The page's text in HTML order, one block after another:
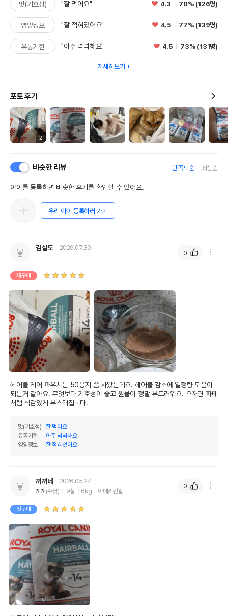
맛(기호성) "잘 먹어요" 4.3 70% (126명)
영양정보 "잘 적혀있어요" 4.5 77% (139명)
유통기한 "아주 넉넉해요" 4.5 73% (131명)
자세히보기
포토 후기
2
비슷한 리뷰 만족도순 최신순
아이를 등록하면 비슷한 후기를 확인할 수 있어요.
우리 아이 등록하러 가기
김살도 2026.07.30
재구매
헤어볼 케어 파우치는 50봉지 쯤 사봤는데요. 헤어볼 감소에 일정량 도움이
되는거 같아요. 무엇보다 기호성이 좋고 원물이 정말 부드러워요. 으깨면 파테
처럼 식감있게 부스러집니다.
맛(기호성)
잘 먹어요
유통기한
아주 넉넉해요
영양정보
잘 적혀있어요
0
끼끼네
2026.05.27
끼끼 (수컷) 9살 6kg 아메리칸컬
첫구매
0